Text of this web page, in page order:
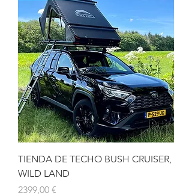
TIENDA DE TECHO BUSH CRUISER,
WILD LAND
Precio
2399,00 €